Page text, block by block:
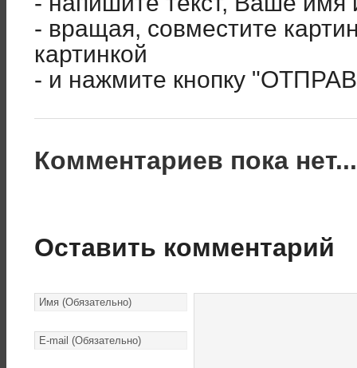
- вращая, совместите
картинкой
- и нажмите кнопку
Комментариев пока
Оставить комментарий